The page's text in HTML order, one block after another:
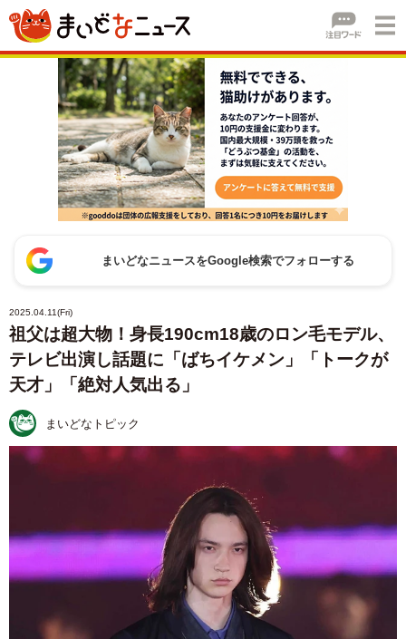
まいどなニュースをGoogle検索でフォローする
2025.04.11(Fri)
祖父は超大物！身長190cm18歳のロン毛モデル、
テレビ出演し話題に「ばちイケメン」「トークが
天才」「絶対人気出る」
まいどなトピック